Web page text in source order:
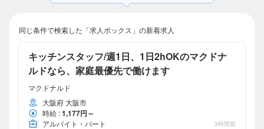
同じ条件で検索した「求人ボックス」の新着求人
キッチンスタッフ/週1日、1日2hOKのマクドナ
ルドなら、家庭最優先で働けます
マクドナルド
大阪府 大阪市
時給 :1,177円～
アルバイト・パート 3時間前